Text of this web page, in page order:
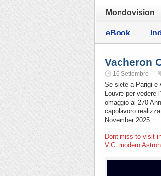
Mondovision
eBook
Vacheron
16 Settembre
Se siete a Parigi e
Louvre per vedere
omaggio ai 270
capolavoro
November 2025.
Dont’miss to visit
V.C. modern